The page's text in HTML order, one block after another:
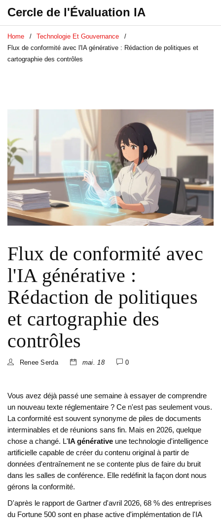
Cercle de l'Évaluation IA
Home
Technologie Et Gouvernance
Flux de conformité avec l'IA générative : Rédaction de politiques et
cartographie des contrôles
Flux de conformité avec
l'IA générative :
Rédaction de politiques
et cartographie des
contrôles
Renee Serda mai. 18 0
Vous avez déjà passé une semaine à essayer de comprendre
un nouveau texte réglementaire ? Ce n'est pas seulement vous.
La conformité est souvent synonyme de piles de documents
interminables et de réunions sans fin. Mais en 2026, quelque
chose a changé. L' IA générative une technologie d'intelligence
artificielle capable de créer du contenu original à partir de
données d'entraînement ne se contente plus de faire du bruit
dans les salles de conférence. Elle redéfinit la façon dont nous
gérons la conformité.
D'après le rapport de Gartner d'avril 2026, 68 % des entreprises
du Fortune 500 sont en phase active d'implémentation de l'IA